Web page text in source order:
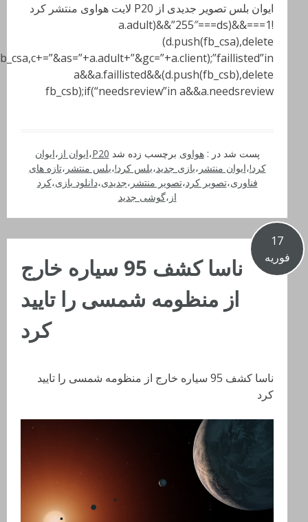
ایوان بلس تصویر جدیدی از P20 لایت هواوی منتشر کرد
!1===a.adult)&&”255″===ds)&&
(d.push(fb_csa),delete
fb_csa,c+=”&as=”+a.adult+”&gc=”+a.client);”faillisted”in
a&&a.faillisted&&(d.push(fb_csb),delete
fb_csb);if(“needsreview”in a&&a.needsreview
پست شد در :هواوی برچسب زده شدP20،ایوان از، ایوان
کرد!،ایوان منتشر، بازی جدید،بلس کرد!،بلس منتشر، تازه های
فناوری،تصویر کرد،تصویر منتشر، جدیدی،دانلود بازی،کرد
از، گوشی جدید
17
فوریه
ناسا کشف 95 سیاره خارج
از منظومه شمسی را تایید
کرد
ناسا کشف 95 سیاره خارج از منظومه شمسی را تایید
کرد